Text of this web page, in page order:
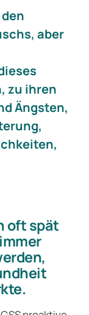
aber
zu ihren
Ängsten,
oft spät